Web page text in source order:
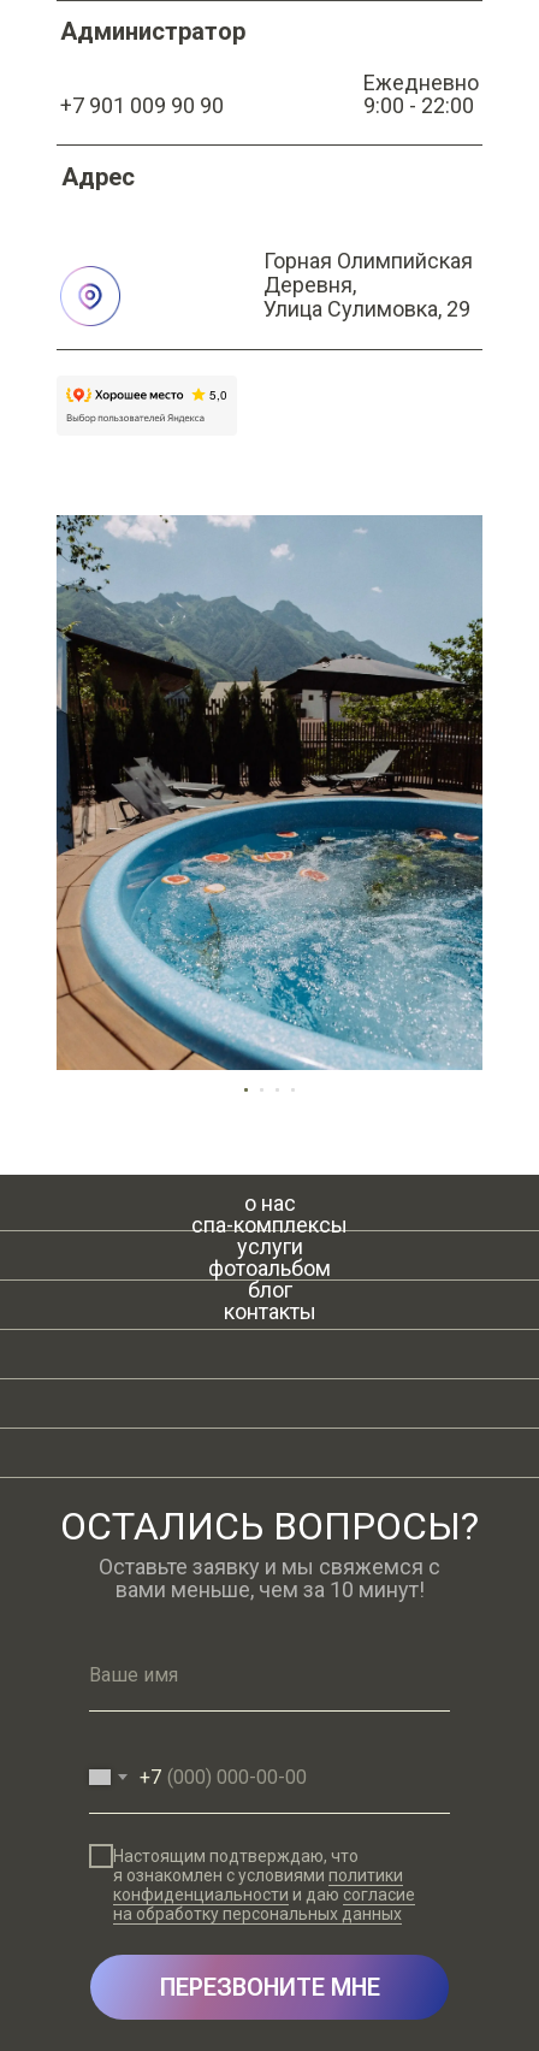
Ежедневно
9:00 - 22:00
Горная Олимпийская
Деревня,
Улица Сулимовка, 29
+7 901 009 90 90
Администратор
Адрес
о нас
спа-комплексы
услуги
фотоальбом
блог
контакты
ОСТАЛИСЬ ВОПРОСЫ?
Оставьте заявку и мы свяжемся с
вами меньше, чем за 10 минут!
Ваше имя
+7
Настоящим подтверждаю, что
я ознакомлен с условиями политики
конфиденциальности и даю согласие
на обработку персональных данных
ПЕРЕЗВОНИТЕ МНЕ